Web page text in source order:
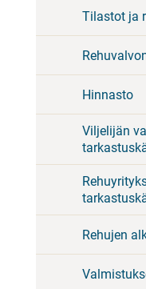
Tilastot ja
Hinnasto
Viljelijän
Rehujen